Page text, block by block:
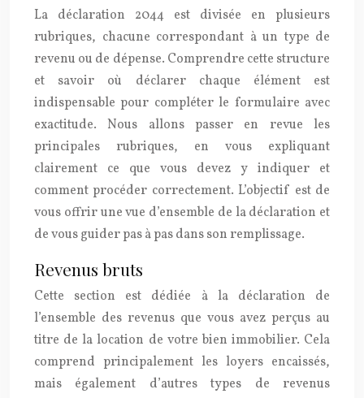
La déclaration 2044 est divisée en plusieurs
rubriques, chacune correspondant à un type de
revenu ou de dépense. Comprendre cette structure
et savoir où déclarer chaque élément est
indispensable pour compléter le formulaire avec
exactitude. Nous allons passer en revue les
principales rubriques, en vous expliquant
clairement ce que vous devez y indiquer et
comment procéder correctement. L’objectif est de
vous offrir une vue d’ensemble de la déclaration et
de vous guider pas à pas dans son remplissage.
Revenus bruts
Cette section est dédiée à la déclaration de
l’ensemble des revenus que vous avez perçus au
titre de la location de votre bien immobilier. Cela
comprend principalement les loyers encaissés,
mais également d’autres types de revenus